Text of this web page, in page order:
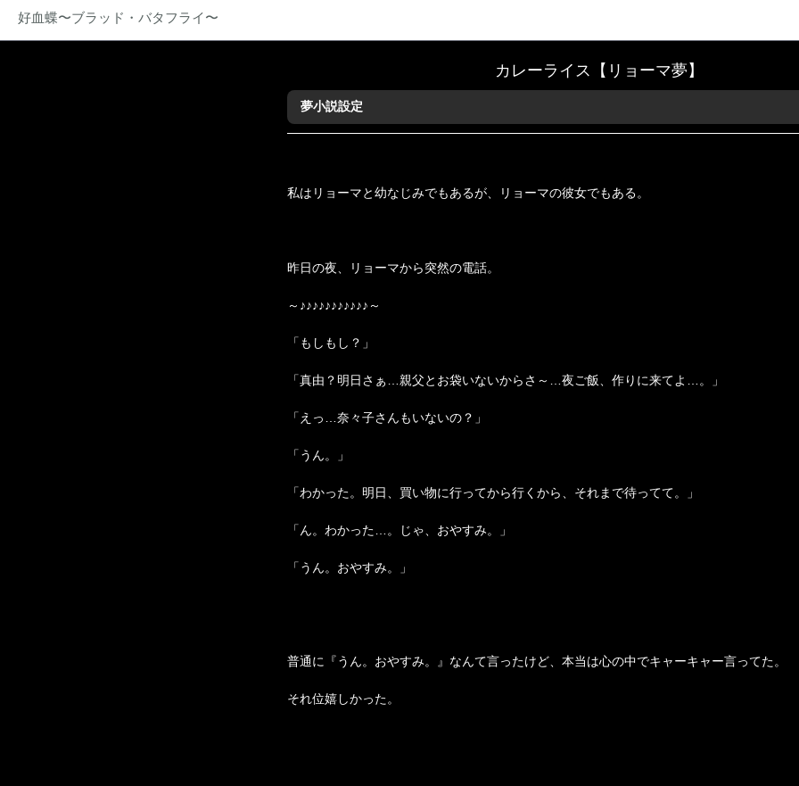
好血蝶〜ブラッド・バタフライ〜
カレーライス【リョーマ夢】
夢小説設定
私はリョーマと幼なじみでもあるが、リョーマの彼女でもある。
昨日の夜、リョーマから突然の電話。
～♪♪♪♪♪♪♪♪♪♪♪～
「もしもし？」
「真由 ？明日さぁ…親父とお袋いないからさ～…夜ご飯、作りに来てよ…。」
「えっ…奈々子さんもいないの？」
「うん。」
「わかった。明日、買い物に行ってから行くから、それまで待ってて。」
「ん。わかった…。じゃ、おやすみ。」
「うん。おやすみ。」
普通に『うん。おやすみ。』なんて言ったけど、本当は心の中でキャーキャー言ってた。
それ位嬉しかった。